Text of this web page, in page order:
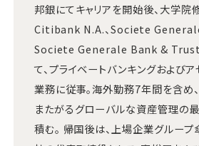
邦銀にてキャリアを開始後、大学院
Citibank N.A.、Societe Generale
Societe Generale Bank &
て、プライベートバンキングおよびア
業務に従事。海外勤務7年間を含め
またがるグローバルな資産管理の
積む。 帰国後は、上場企業グルー